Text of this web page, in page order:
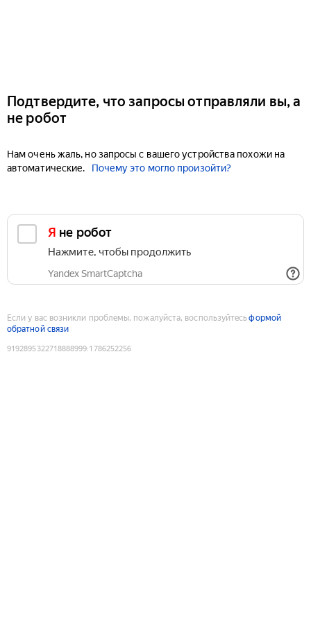
Подтвердите, что запросы отправляли вы, а
не робот
Нам очень жаль, но запросы с вашего устройства похожи на
автоматические.
Почему это могло произойти?
Я не робот
Нажмите, чтобы продолжить
Yandex SmartCaptcha
Если у вас возникли проблемы, пожалуйста, воспользуйтесьформой
обратной связи
9192895322718888999:1786252256